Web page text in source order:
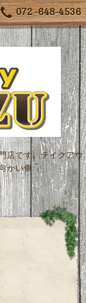
072 -648-4536
店です。テイクアウ
かい側